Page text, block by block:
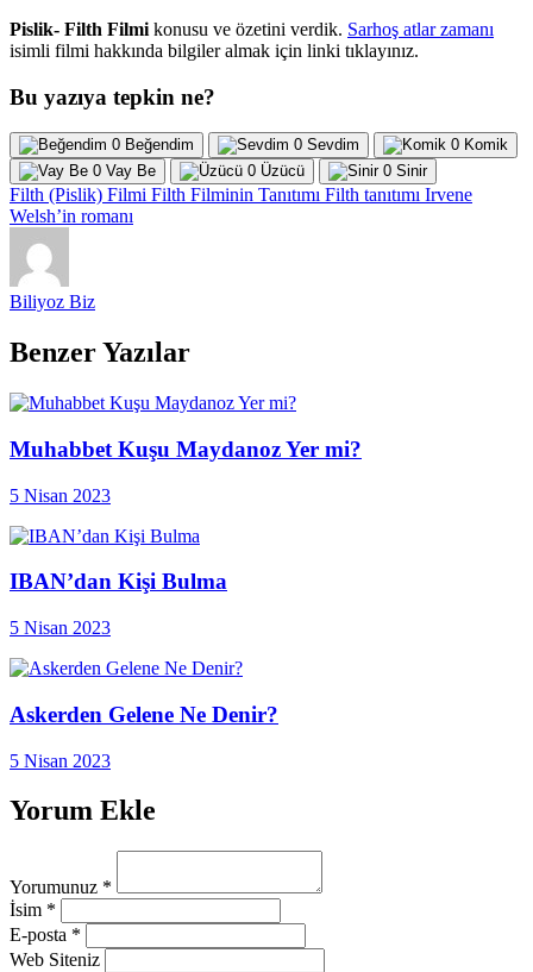
Pislik- Filth Filmi konusu ve özetini verdik. Sarhoş atlar zamanı
isimli filmi hakkında bilgiler almak için linki tıklayınız.
Bu yazıya tepkin ne?
0 Beğendim 0 Sevdim 0 Komik
0 Vay Be 0 Üzücü 0 Sinir
Filth (Pislik) Filmi Filth Filminin Tanıtımı Filth tanıtımı Irvene
Welsh’in romanı
Biliyoz Biz
Benzer Yazılar
Muhabbet Kuşu Maydanoz Yer mi?
5 Nisan 2023
IBAN’dan Kişi Bulma
5 Nisan 2023
Askerden Gelene Ne Denir?
5 Nisan 2023
Yorum Ekle
Yorumunuz *
İsim *
E-posta *
Web Siteniz